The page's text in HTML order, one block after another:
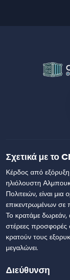
Σχετικά με το
Κέρδος από
ηλιόλουστη
Πολιτειών, είναι
επικεντρωμένων σε
Το κρατάμε δωρεάν,
στέρεες προσφορές
κρατούν τους
μεγαλώνει.
Διεύθυνση